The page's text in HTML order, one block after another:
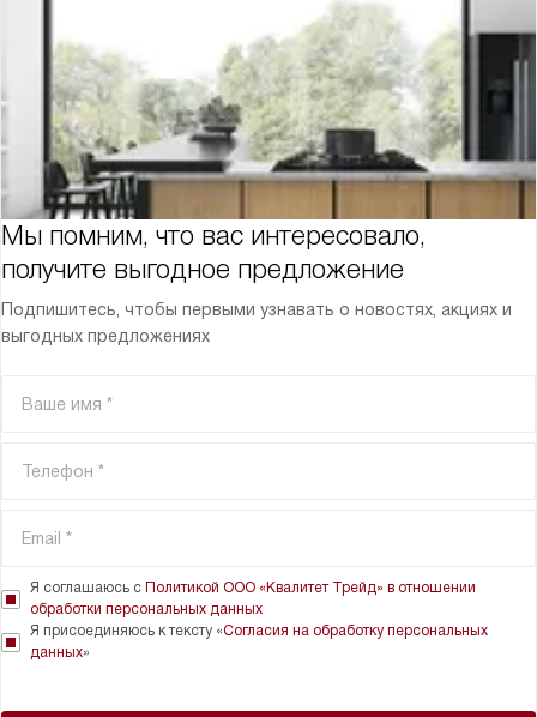
Мы помним, что вас интересовало,
получите выгодное предложение
Подпишитесь, чтобы первыми узнавать о новостях, акциях и
выгодных предложениях
Я соглашаюсь с Политикой ООО «Квалитет Трейд» в отношении
обработки персональных данных
Я присоединяюсь к тексту «Согласия на обработку персональных
данных»